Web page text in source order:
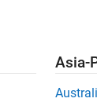
to speed up
about
Toolbox).
Asia-